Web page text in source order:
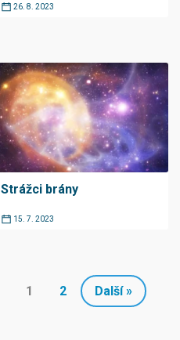
26. 8. 2023
Strážci brány
15. 7. 2023
1 2 Další »